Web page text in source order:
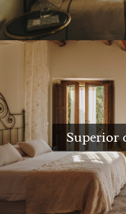
Superior